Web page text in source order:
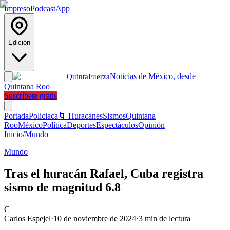
ImpresoPodcastApp
Edición
QuintaFuerzaNoticias de México, desde
Quintana Roo
Suscríbete gratis
PortadaPoliciaca 🌀 HuracanesSismosQuintana
RooMéxicoPolíticaDeportesEspectáculosOpinión
Inicio/Mundo
Mundo
Tras el huracán Rafael, Cuba registra
sismo de magnitud 6.8
C
Carlos Espejel·10 de noviembre de 2024·3 min de lectura